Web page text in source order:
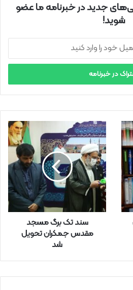
جدید در خبرنامه ما عضو
شوید!
سند تک برگ مسجد
مقدس جمکران تحویل
شد